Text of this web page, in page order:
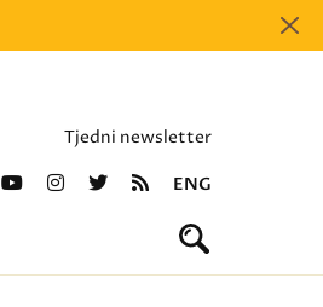
Tjedni newsletter
ENG